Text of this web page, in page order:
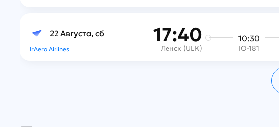
22 Августа, сб
IrAero Airlines
17:40
Ленск (ULK)
10:30
IO-181